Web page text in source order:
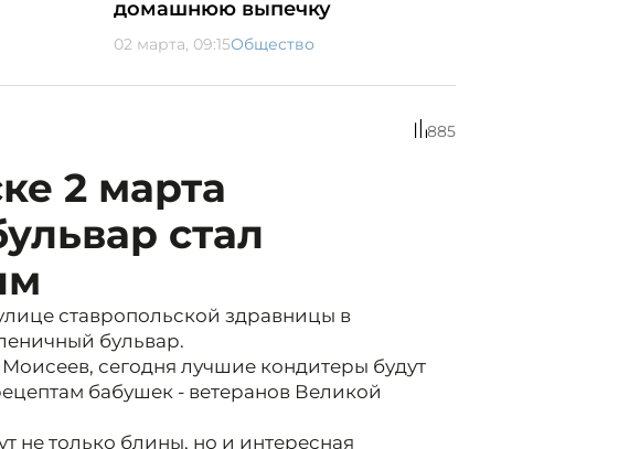
домашнюю выпечку
02 марта, 09:15Общество
885
2 марта
стал
ставропольской здравницы в
бульвар.
сегодня лучшие кондитеры будут
бабушек - ветеранов Великой
не только блины, но и интересная